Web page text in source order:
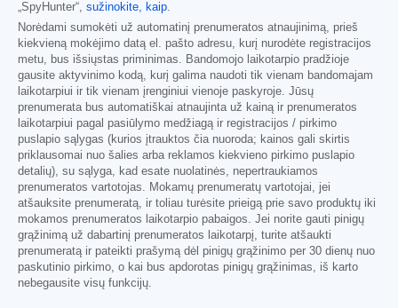
„SpyHunter“, sužinokite, kaip.
Norėdami sumokėti už automatinį prenumeratos atnaujinimą, prieš
kiekvieną mokėjimo datą el. pašto adresu, kurį nurodėte registracijos
metu, bus išsiųstas priminimas. Bandomojo laikotarpio pradžioje
gausite aktyvinimo kodą, kurį galima naudoti tik vienam bandomajam
laikotarpiui ir tik vienam įrenginiui vienoje paskyroje. Jūsų
prenumerata bus automatiškai atnaujinta už kainą ir prenumeratos
laikotarpiui pagal pasiūlymo medžiagą ir registracijos / pirkimo
puslapio sąlygas (kurios įtrauktos čia nuoroda; kainos gali skirtis
priklausomai nuo šalies arba reklamos kiekvieno pirkimo puslapio
detalių), su sąlyga, kad esate nuolatinės, nepertraukiamos
prenumeratos vartotojas. Mokamų prenumeratų vartotojai, jei
atšauksite prenumeratą, ir toliau turėsite prieigą prie savo produktų iki
mokamos prenumeratos laikotarpio pabaigos. Jei norite gauti pinigų
grąžinimą už dabartinį prenumeratos laikotarpį, turite atšaukti
prenumeratą ir pateikti prašymą dėl pinigų grąžinimo per 30 dienų nuo
paskutinio pirkimo, o kai bus apdorotas pinigų grąžinimas, iš karto
nebegausite visų funkcijų.